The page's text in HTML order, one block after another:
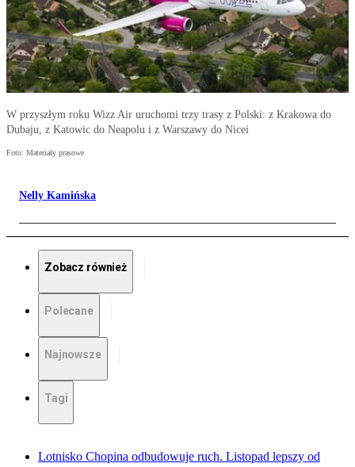
W przyszłym roku Wizz Air uruchomi trzy trasy z Polski: z Krakowa do
Dubaju, z Katowic do Neapolu i z Warszawy do Nicei
Foto: Materiały prasowe
Nelly Kamińska
Zobacz również
Polecane
Najnowsze
Tagi
Lotnisko Chopina odbudowuje ruch. Listopad lepszy od